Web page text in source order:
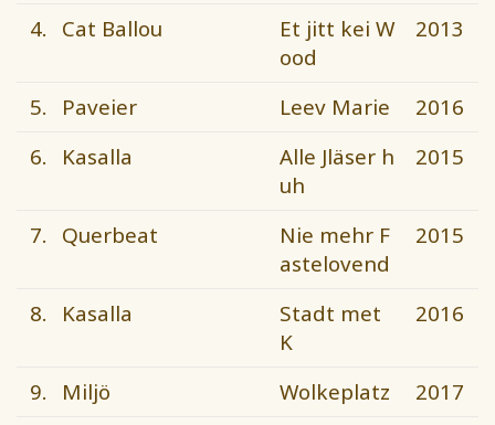
4. Cat Ballou
Et jitt kei W
ood
2013
5. Paveier Leev Marie
2016
6.
Kasalla
Alle Jläser h
uh
2015
7. Querbeat
Nie mehr F
astelovend
2015
8. Kasalla
Stadt met
K
2016
9. Miljö Wolkeplatz
2017